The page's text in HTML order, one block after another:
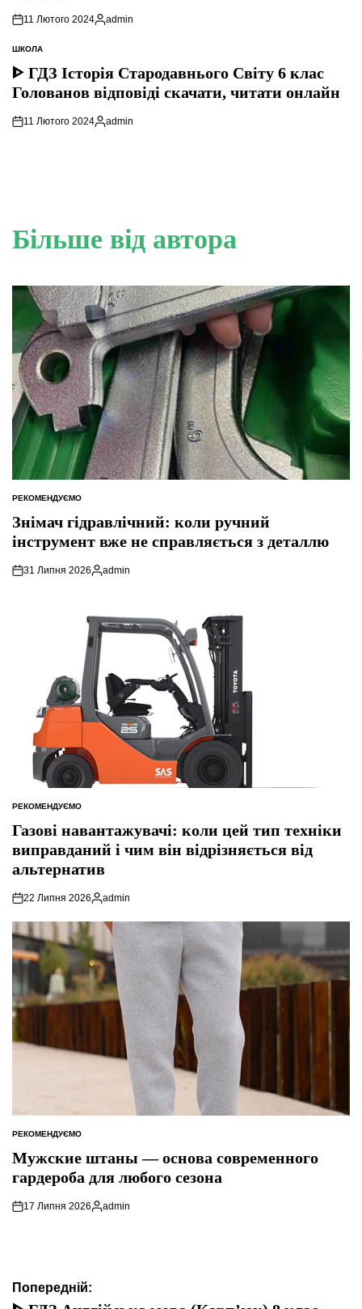
11 Лютого 2024
Опубліковано
admin
ОПУБЛІКУВАТИ
У
ШКОЛА
ᐈ ГДЗ Історія Стародавнього Свiту 6 клас
Голованов відповіді скачати, читати онлайн
11 Лютого 2024
Опубліковано
admin
Більше від автора
ОПУБЛІКУВАТИ
РЕКОМЕНДУЄМО
Знімач гідравлічний: коли ручний
інструмент вже не справляється з деталлю
31 Липня 2026
Опубліковано
admin
ОПУБЛІКУВАТИ
РЕКОМЕНДУЄМО
Газові навантажувачі: коли цей тип техніки
виправданий і чим він відрізняється від
альтернатив
22 Липня 2026
Опубліковано
admin
ОПУБЛІКУВАТИ
РЕКОМЕНДУЄМО
Мужские штаны — основа современного
гардероба для любого сезона
17 Липня 2026
Опубліковано
admin
Навігація
Попередній: